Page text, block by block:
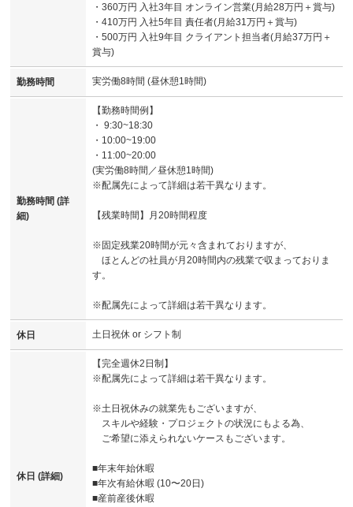
・360万円 入社3年目 オンライン営業(月給28万円＋賞与)
・410万円 入社5年目 責任者(月給31万円＋賞与)
・500万円 入社9年目 クライアント担当者(月給37万円＋
賞与)
勤務時間 実労働8時間 (昼休憩1時間)
勤務時間 (詳
細)
【勤務時間例】
・ 9:30~18:30
・10:00~19:00
・11:00~20:00
(実労働8時間／昼休憩1時間)
※配属先によって詳細は若干異なります。
【残業時間】月20時間程度
※固定残業20時間が元々含まれておりますが、
ほとんどの社員が月20時間内の残業で収まっておりま
す。
※配属先によって詳細は若干異なります。
休日 土日祝休 or シフト制
休日 (詳細)
【完全週休2日制】
※配属先によって詳細は若干異なります。
※土日祝休みの就業先もございますが、
スキルや経験・プロジェクトの状況にもよる為、
ご希望に添えられないケースもございます。
■年末年始休暇
■年次有給休暇 (10〜20日)
■産前産後休暇